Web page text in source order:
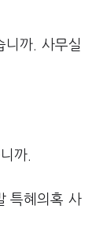
니까. 사무실
까.
특혜의혹 사